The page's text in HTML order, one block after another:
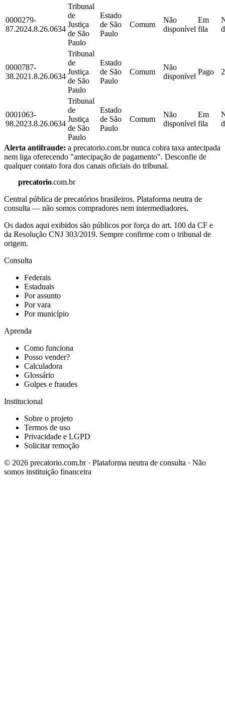
0000279-
87.2024.8.26.0634
Tribunal
de
Justiça
de São
Paulo
Estado
de São
Paulo
Comum
Não
disponível
Em
fila
0000787-
38.2021.8.26.0634
Tribunal
de
Justiça
de São
Paulo
Estado
de São
Paulo
Comum
Não
disponível
Pago
0001063-
98.2023.8.26.0634
Tribunal
de
Justiça
de São
Paulo
Estado
de São
Paulo
Comum
Não
disponível
Em
fila
Alerta antifraude: a precatorio.com.br nunca cobra taxa antecipada
nem liga oferecendo "antecipação de pagamento". Desconfie de
qualquer contato fora dos canais oficiais do tribunal.
precatorio.com.br
Central pública de precatórios brasileiros. Plataforma neutra de
consulta — não somos compradores nem intermediadores.
Os dados aqui exibidos são públicos por força do art. 100 da CF e
da Resolução CNJ 303/2019. Sempre confirme com o tribunal de
origem.
Consulta
Federais
Estaduais
Por assunto
Por vara
Por município
Aprenda
Como funciona
Posso vender?
Calculadora
Glossário
Golpes e fraudes
Institucional
Sobre o projeto
Termos de uso
Privacidade e LGPD
Solicitar remoção
© 2026 precatorio.com.br · Plataforma neutra de consulta · Não
somos instituição financeira